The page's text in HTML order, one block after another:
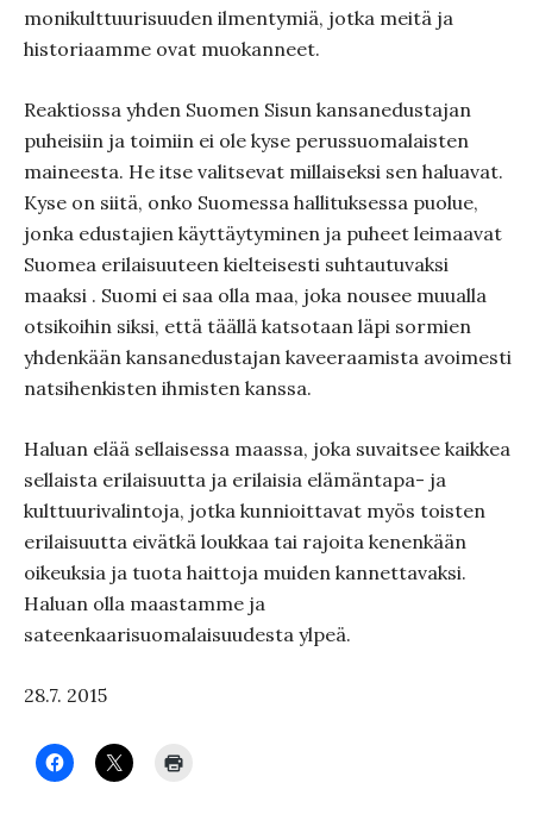
monikulttuurisuuden ilmentymiä, jotka meitä ja
historiaamme ovat muokanneet.
Reaktiossa yhden Suomen Sisun kansanedustajan
puheisiin ja toimiin ei ole kyse perussuomalaisten
maineesta. He itse valitsevat millaiseksi sen haluavat.
Kyse on siitä, onko Suomessa hallituksessa puolue,
jonka edustajien käyttäytyminen ja puheet leimaavat
Suomea erilaisuuteen kielteisesti suhtautuvaksi
maaksi . Suomi ei saa olla maa, joka nousee muualla
otsikoihin siksi, että täällä katsotaan läpi sormien
yhdenkään kansanedustajan kaveeraamista avoimesti
natsihenkisten ihmisten kanssa.
Haluan elää sellaisessa maassa, joka suvaitsee kaikkea
sellaista erilaisuutta ja erilaisia elämäntapa- ja
kulttuurivalintoja, jotka kunnioittavat myös toisten
erilaisuutta eivätkä loukkaa tai rajoita kenenkään
oikeuksia ja tuota haittoja muiden kannettavaksi.
Haluan olla maastamme ja
sateenkaarisuomalaisuudesta ylpeä.
28.7. 2015